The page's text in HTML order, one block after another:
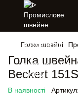
Голки швейні
Голка
Beckert
В наявності Артикул: